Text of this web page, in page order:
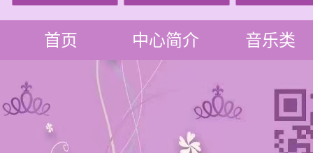
首页 中心简介 音乐类